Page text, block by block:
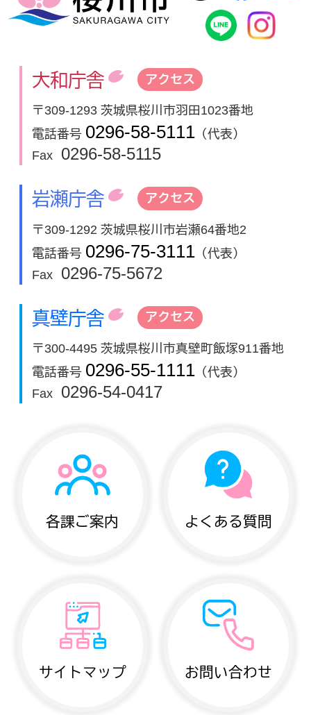
桜川市公
大和庁舎 アクセス
〒309-1293 茨城県桜川市羽田1023番地
電話番号 0296-58-5111 （代表）
Fax
0296-58-5115
岩瀬庁舎 アクセス
〒309-1292 茨城県桜川市岩瀬64番地2
電話番号 0296-75-3111 （代表）
Fax
0296-75-5672
真壁庁舎 アクセス
〒300-4495 茨城県桜川市真壁町飯塚911番地
電話番号 0296-55-1111 （代表）
Fax
0296-54-0417
各課ご案内 よくある質問
サイトマップ お問い合わせ